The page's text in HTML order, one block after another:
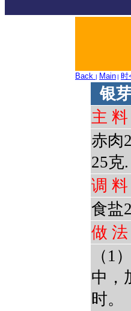
Back | Main| 时
银
主 料
赤肉
25克.
调 料
食盐
做 法
（1
中，
时。